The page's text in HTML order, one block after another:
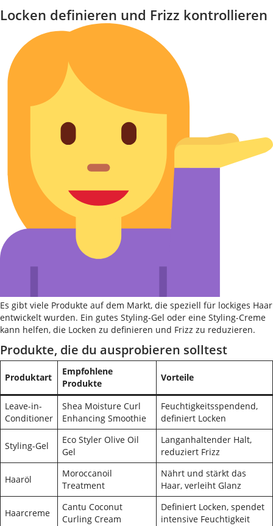
Locken definieren und Frizz kontrollieren
Es gibt viele Produkte auf dem Markt, die speziell für lockiges Haar
entwickelt wurden. Ein gutes Styling-Gel oder eine Styling-Creme
kann helfen, die Locken zu definieren und Frizz zu reduzieren.
Produkte, die du ausprobieren solltest
Produktart
Empfohlene
Produkte
Vorteile
Leave-in-
Conditioner
Shea Moisture Curl
Enhancing Smoothie
Feuchtigkeitsspendend,
definiert Locken
Styling-Gel
Eco Styler Olive Oil
Gel
Langanhaltender Halt,
reduziert Frizz
Haaröl
Moroccanoil
Treatment
Nährt und stärkt das
Haar, verleiht Glanz
Haarcreme
Cantu Coconut
Curling Cream
Definiert Locken, spendet
intensive Feuchtigkeit